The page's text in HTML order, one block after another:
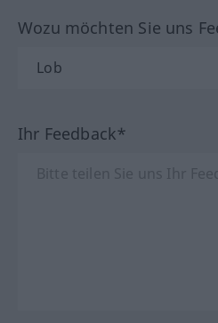
Wozu möchten Sie uns
Ihr Feedback*